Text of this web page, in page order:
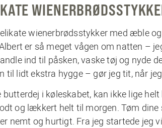
wienerbrødsstykker med æble
er så meget vågen om natten –
ind til påsken, vaske tøj og nyde
til lidt ekstra hygge – gør jeg tit, når
butterdej i køleskabet, kan ikke lige
og lækkert helt til morgen. Tøm
nemt og hurtigt. Fra jeg startede jeg